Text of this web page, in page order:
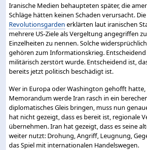
Iranische Medien behaupteten später, die
Schläge hätten keinen Schaden verursacht. Die
Revolutionsgarden erklärten laut iranischen
mehrere US-Ziele als Vergeltung angegriffen
Einzelheiten zu nennen. Solche
gehören zum Informationskrieg.
militärisch zerstört wurde. Entscheidend ist,
bereits jetzt politisch beschädigt ist.
Wer in Europa oder Washington gehofft hatte,
Memorandum werde Iran rasch in ein
diplomatisches Gleis bringen, muss nun
hat nicht gezeigt, dass es bereit ist, regionale
übernehmen. Iran hat gezeigt, dass es seine
weiter nutzt: Drohung, Angriff, Leugnung,
das Spiel mit internationalen Handelswegen.